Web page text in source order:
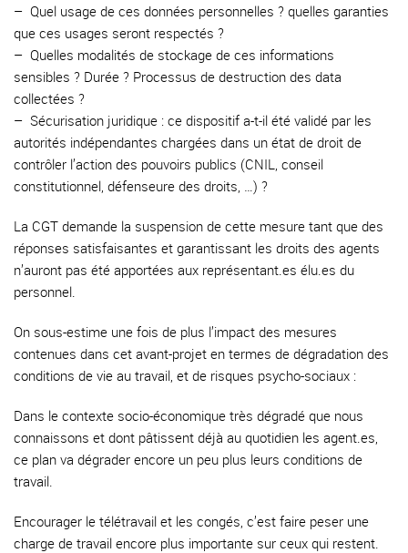
– Quel usage de ces données personnelles ? quelles garanties
que ces usages seront respectés ?
– Quelles modalités de stockage de ces informations
sensibles ? Durée ? Processus de destruction des data
collectées ?
– Sécurisation juridique : ce dispositif a-t-il été validé par les
autorités indépendantes chargées dans un état de droit de
contrôler l’action des pouvoirs publics (CNIL, conseil
constitutionnel, défenseure des droits, …) ?
La CGT demande la suspension de cette mesure tant que des
réponses satisfaisantes et garantissant les droits des agents
n’auront pas été apportées aux représentant.es élu.es du
personnel.
On sous-estime une fois de plus l’impact des mesures
contenues dans cet avant-projet en termes de dégradation des
conditions de vie au travail, et de risques psycho-sociaux :
Dans le contexte socio-économique très dégradé que nous
connaissons et dont pâtissent déjà au quotidien les agent.es,
ce plan va dégrader encore un peu plus leurs conditions de
travail.
Encourager le télétravail et les congés, c’est faire peser une
charge de travail encore plus importante sur ceux qui restent.